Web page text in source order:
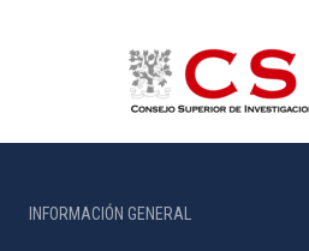
INFORMACIÓN GENERAL